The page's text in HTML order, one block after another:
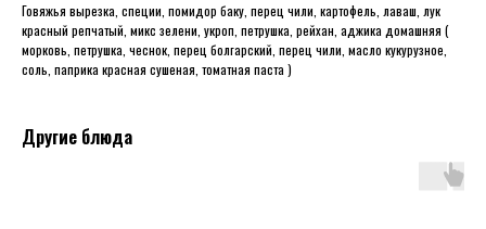
Говяжья вырезка, специи, помидор баку, перец чили, картофель, лаваш, лук
красный репчатый, микс зелени, укроп, петрушка, рейхан, аджика домашняя (
морковь, петрушка, чеснок, перец болгарский, перец чили, масло кукурузное,
соль, паприка красная сушеная, томатная паста )
Другие блюда